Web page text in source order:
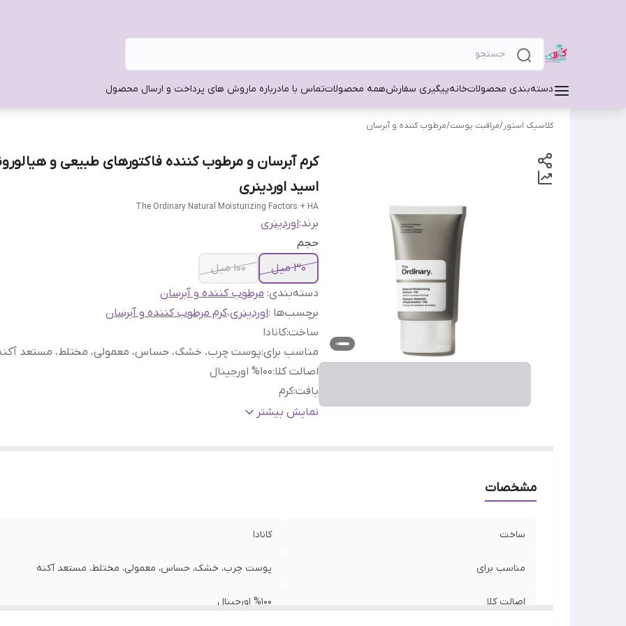
دسته‌بندی محصولاتخانهپیگیری سفارشهمه محصولاتتماس با مادرباره ماروش های پرداخت و ارسال محصول
کلاسیک استور/مراقبت پوست/مرطوب کننده و آبرسان
کرم آبرسان و مرطوب کننده فاکتورهای طبیعی و
اسید اوردینری
The Ordinary Natural Moisturizing Factors + HA
برند:اوردینری
حجم
30 میل
100 میل
دسته‌بندی: مرطوب کننده و آبرسان
برچسب‌ها :اوردینری،کرم مرطوب کننده و آبرسان
ساخت:کانادا
مناسب برای:پوست چرب، خشک، حساس، معمولی، مختلط، مستعد
اصالت کلا:%100 اورجینال
بافت:کرم
خواص
رفع خشکی پوست، آبرسانی، مرطوب کنندگی، ترمیم کنندهنمایش بیشتر
مشخصات
ساخت کانادا
مناسب برای پوست چرب، خشک، حساس، معمولی، مختلط، مستعد آکنه
اصالت کلا %100 اورجینال